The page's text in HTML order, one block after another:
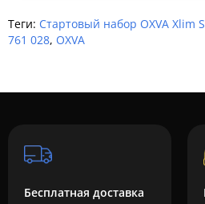
Теги: Стартовый набор OXVA Xlim
761 028, OXVA
Бесплатная доставка